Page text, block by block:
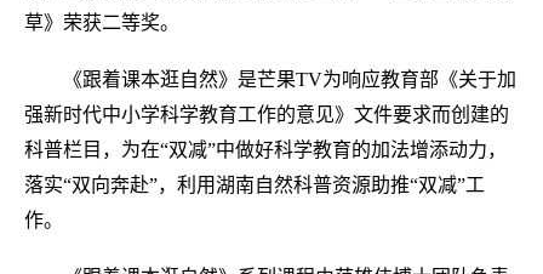
草》荣获二等奖。
《跟着课本逛自然》是芒果TV为响应教育部《关于加
强新时代中小学科学教育工作的意见》文件要求而创建的
科普栏目，为在“双减”中做好科学教育的加法增添动力，
落实“双向奔赴”，利用湖南自然科普资源助推“双减”工
作。